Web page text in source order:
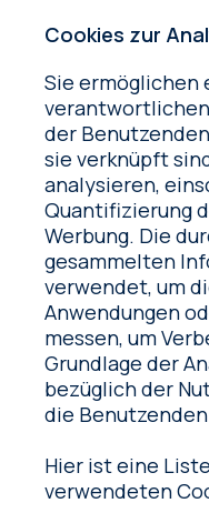
Cookies zur
Sie ermöglichen
der
sie verknüpft
analysieren,
Quantifizierung
Werbung. Die
gesammelten
verwendet, um
Anwendungen
messen, um
Grundlage der
bezüglich der
die
Hier ist eine
verwendeten